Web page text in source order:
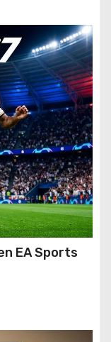
EA Sports